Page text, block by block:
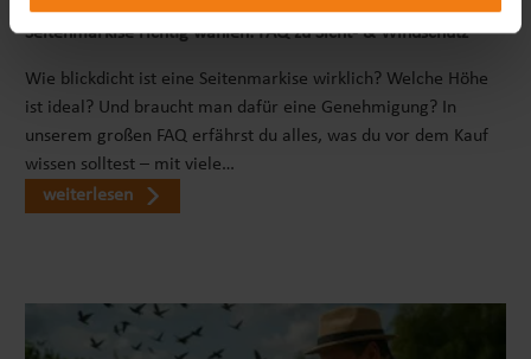
Seitenmarkise richtig wählen: FAQ zu Sicht- & Windschutz
Wie blickdicht ist eine Seitenmarkise wirklich? Welche Höhe
ist ideal? Und braucht man dafür eine Genehmigung? In
unserem großen FAQ erfährst du alles, was du vor dem Kauf
wissen solltest – mit viele…
weiterlesen